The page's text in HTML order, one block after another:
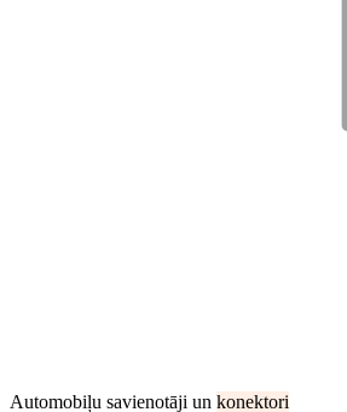
Automobiļu savienotāji un konektori